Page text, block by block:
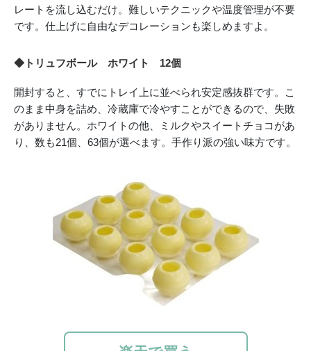
レートを流し込むだけ。難しいテクニックや温度管理が不要
です。仕上げに自由なデコレーションも楽しめますよ。
◆トリュフボール ホワイト 12個
開封すると、すでにトレイ上に並べられ安定感抜群です。こ
のまま中身を詰め、冷蔵庫で冷やすことができるので、失敗
がありません。ホワイトの他、ミルクやスイートチョコがあ
り、数も21個、63個が選べます。手作り派の強い味方です。